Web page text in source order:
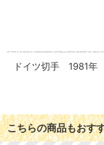
ドイツ切手 1981
こちらの商品もおす